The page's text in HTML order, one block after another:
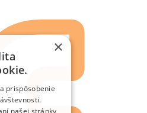
×
prispôsobenie
našej stránky